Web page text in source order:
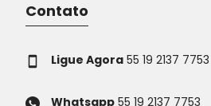
Contato
Ligue Agora 55 19 2137 7753
Whatsapp 55 19 2137 7753